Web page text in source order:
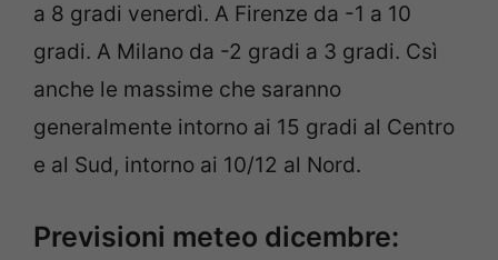
a 8 gradi venerdì. A Firenze da -1 a 10
gradi. A Milano da -2 gradi a 3 gradi. Csì
anche le massime che saranno
generalmente intorno ai 15 gradi al Centro
e al Sud, intorno ai 10/12 al Nord.
Previsioni meteo dicembre: